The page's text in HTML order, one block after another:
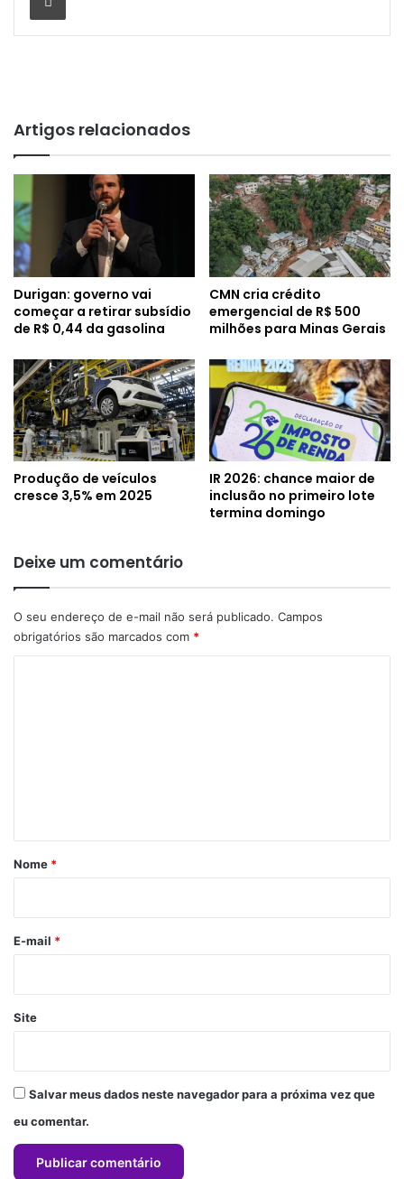
Artigos relacionados
Durigan: governo vai
começar a retirar subsídio
de R$ 0,44 da gasolina
CMN cria crédito
emergencial de R$ 500
milhões para Minas Gerais
Produção de veículos
cresce 3,5% em 2025
IR 2026: chance maior de
inclusão no primeiro lote
termina domingo
Deixe um comentário
O seu endereço de e-mail não será publicado. Campos
obrigatórios são marcados com *
r
*
Nome *
E-mail *
Site
Salvar meus dados neste navegador para a próxima vez que
eu comentar.